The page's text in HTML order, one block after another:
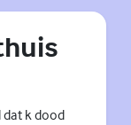
dat k dood